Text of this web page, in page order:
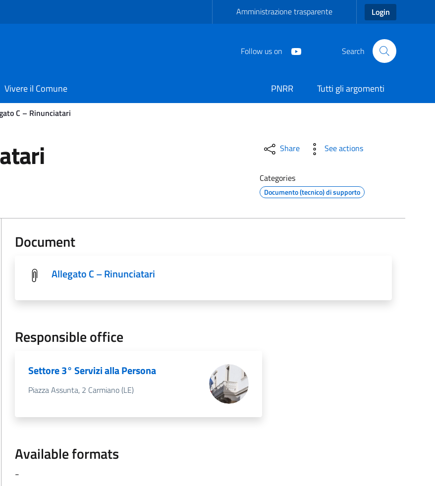
Amministrazione trasparente Login
Follow us on Search
Vivere il Comune PNRR
Tutti gli argomenti
C – Rinunciatari
Comune di Carmiano Share See actions
Categories
Documento (tecnico) di supporto
Document
Allegato C – Rinunciatari
Responsible office
Settore 3° Servizi alla Persona
Piazza Assunta, 2 Carmiano (LE)
Available formats
-